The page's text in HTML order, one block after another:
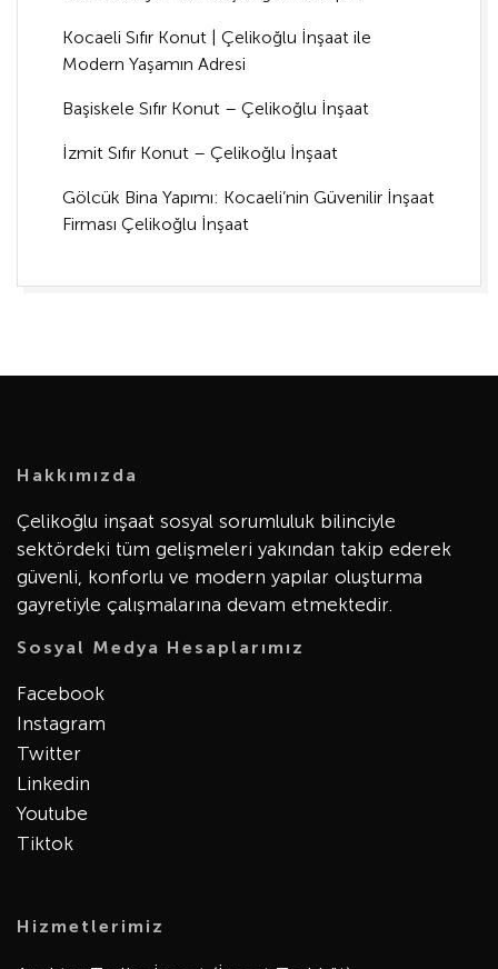
Kocaeli Sıfır Konut | Çelikoğlu İnşaat ile
Modern Yaşamın Adresi
Başiskele Sıfır Konut – Çelikoğlu İnşaat
İzmit Sıfır Konut – Çelikoğlu İnşaat
Gölcük Bina Yapımı: Kocaeli’nin Güvenilir İnşaat
Firması Çelikoğlu İnşaat
Hakkımızda
Çelikoğlu inşaat sosyal sorumluluk bilinciyle
sektördeki tüm gelişmeleri yakından takip ederek
güvenli, konforlu ve modern yapılar oluşturma
gayretiyle çalışmalarına devam etmektedir.
Sosyal Medya Hesaplarımız
Facebook
Instagram
Twitter
Linkedin
Youtube
Tiktok
Hizmetlerimiz